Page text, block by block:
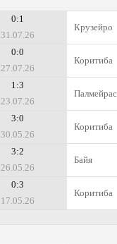
0:1
31.07.26
Крузейро
0:0
27.07.26
Коритиба
1:3
23.07.26
Палмейрас
3:0
30.05.26
Коритиба
3:2
26.05.26
Байя
0:3
17.05.26
Коритиба